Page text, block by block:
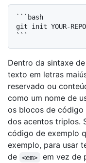
```bash
git init YOUR-
Dentro da sintaxe
texto em letras
reservado ou
como um nome de
os blocos de
dos acentos triplos.
código de exemplo
exemplo, para usar
de
<em>
em vez de